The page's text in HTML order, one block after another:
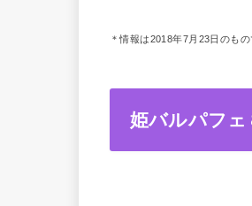
＊情報は2018年7月23日のもの
姫バルパフェ